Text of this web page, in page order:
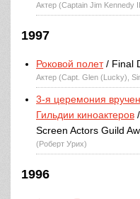
Актер (Captain Jim Kennedy
1997
Роковой полет/ Final
Актер (Capt. Glen (Lucky),
3-я церемония
Гильдии киноактеров
Screen Actors Guild
(Роберт Урих)
1996